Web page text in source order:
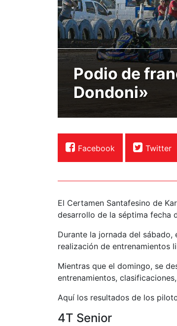
Podio de
Dondoni»
Facebook Twitter
El Certamen Santafesino de
desarrollo de la séptima fecha
Durante la jornada del
realización de entrenamientos
Mientras que el domingo, se
entrenamientos,
Aquí los resultados de los
4T Senior